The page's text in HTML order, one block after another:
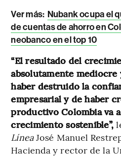
Ver más: Nubank ocupa el
de cuentas de ahorro en
neobanco en el top 10
“El resultado del
absolutamente mediocre
haber destruido la
empresarial y de haber
productivo Colombia va
crecimiento sostenible”,
LíneaJosé Manuel
Hacienda y rector de la